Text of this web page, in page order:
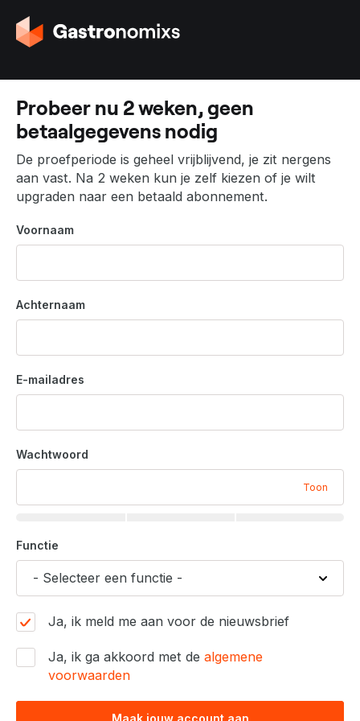
G
a
a
a
r
d
e
h
o
e
p
g
i
n
Probeer nu 2 weken, geen
betaalgegevens nodig
De proefperiode is geheel vrijblijvend, je zit nergens
aan vast. Na 2 weken kun je zelf kiezen of je wilt
upgraden naar een betaald abonnement.
Voornaam
Achternaam
E-mailadres
Wachtwoord
Toon
Functie
Ja, ik meld me aan voor de nieuwsbrief
Ja, ik ga akkoord met de algemene
voorwaarden
Maak jouw account aan